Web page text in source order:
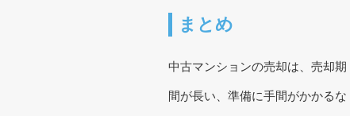
まとめ
中古マンションの売却は、売却期
間が長い、準備に手間がかかるな